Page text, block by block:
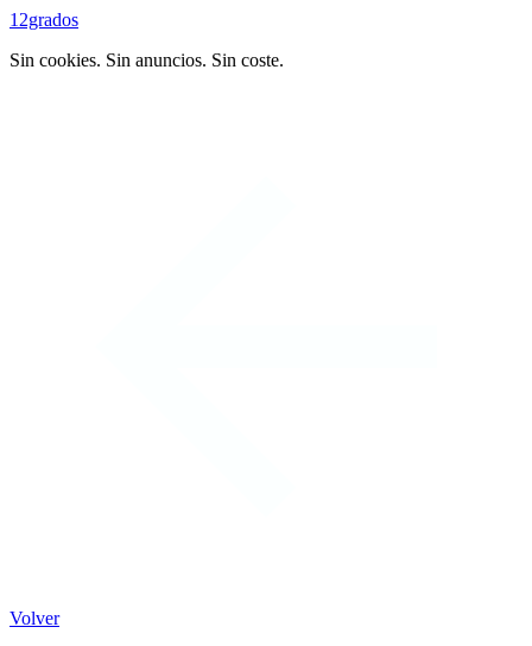
12grados
Sin cookies. Sin anuncios. Sin coste.
Volver